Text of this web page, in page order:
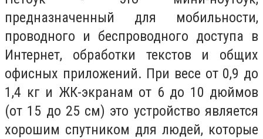
предназначенный для мобильности,
проводного и беспроводного доступа в
Интернет, обработки текстов и общих
офисных приложений. При весе от 0,9 до
1,4 кг и ЖК-экранам от 6 до 10 дюймов
(от 15 до 25 см) это устройство является
хорошим спутником для людей, которые